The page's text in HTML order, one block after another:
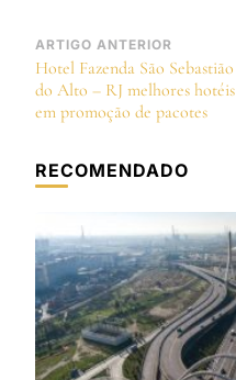
Navegação
de
post
ARTIGO ANTERIOR
Hotel Fazenda São Sebastião
do Alto – RJ melhores hotéis
em promoção de pacotes
RECOMENDADO